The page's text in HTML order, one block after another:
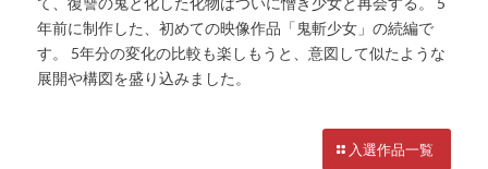
年前に制作した、初めての映像作品「鬼斬少女」の続編で
す。 5年分の変化の比較も楽しもうと、意図して似たような
展開や構図を盛り込みました。
入選作品一覧